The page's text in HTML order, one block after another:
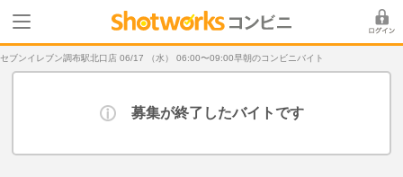
セブンイレブン調布駅北口店 06/17 （水） 06:00〜09:00早朝のコンビニバイト
募集が終了したバイトです